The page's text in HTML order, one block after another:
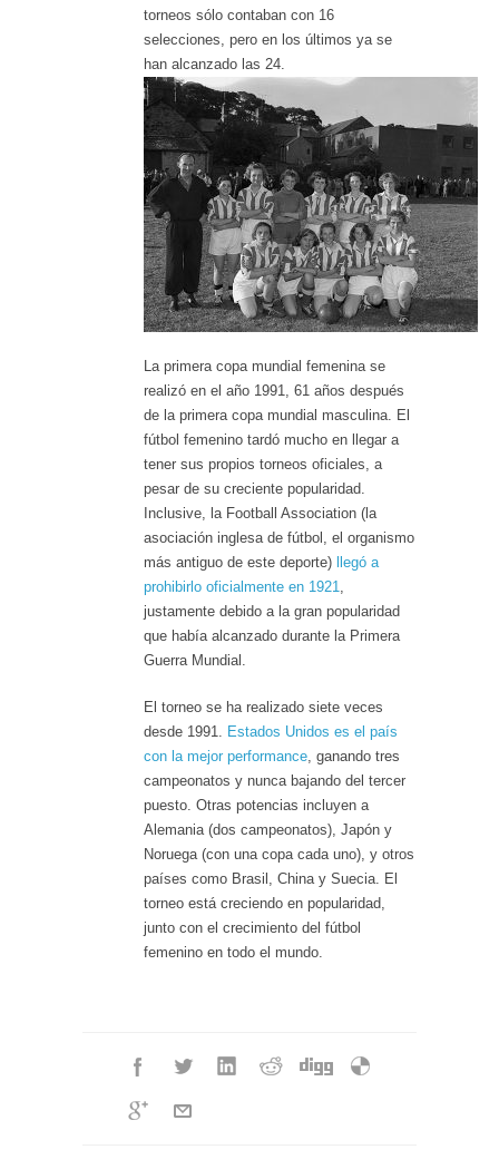
torneos sólo contaban con 16
selecciones, pero en los últimos ya se
han alcanzado las 24.
La primera copa mundial femenina se
realizó en el año 1991, 61 años después
de la primera copa mundial masculina. El
fútbol femenino tardó mucho en llegar a
tener sus propios torneos oficiales, a
pesar de su creciente popularidad.
Inclusive, la Football Association (la
asociación inglesa de fútbol, el organismo
más antiguo de este deporte) llegó a
prohibirlo oficialmente en 1921
justamente debido a la gran popularidad
que había alcanzado durante la Primera
Guerra Mundial.
El torneo se ha realizado siete veces
desde 1991. Estados Unidos es el país
con la mejor performance , ganando tres
campeonatos y nunca bajando del tercer
puesto. Otras potencias incluyen a
Alemania (dos campeonatos), Japón y
Noruega (con una copa cada uno), y otros
países como Brasil, China y Suecia. El
torneo está creciendo en popularidad,
junto con el crecimiento del fútbol
femenino en todo el mundo.